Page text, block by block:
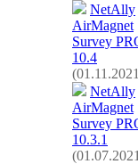
NetAlly
AirMagnet
Survey
10.4
NetAlly
AirMagnet
Survey
10.3.1